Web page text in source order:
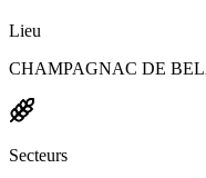
Lieu
CHAMPAGNAC DE
Secteurs